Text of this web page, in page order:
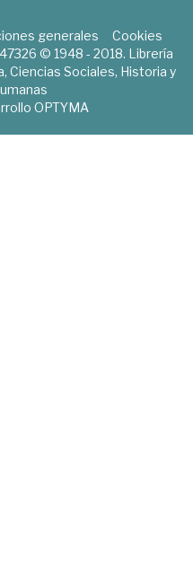
generales
Cookies
© 1948 - 2018. Librería
Ciencias Sociales, Historia y
OPTYMA